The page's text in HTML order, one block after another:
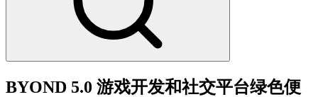
BYOND 5.0 游戏开发和社交平台绿色便